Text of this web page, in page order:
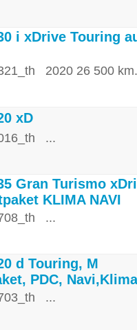
i xDrive Touring
2020 26 500
xD
...
Gran Turismo
KLIMA NAVI
...
d Touring, M
PDC, Navi,Klima
...